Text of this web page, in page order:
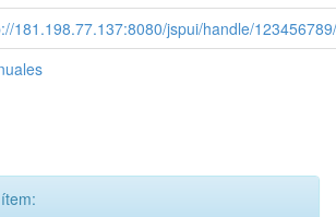
181.198.77.137:8080/jspui/handle/